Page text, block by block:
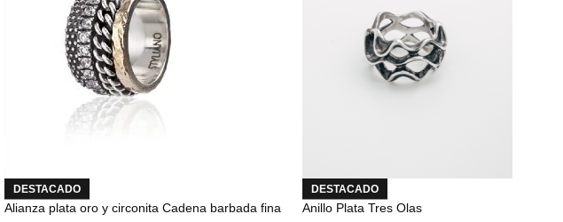
DESTACADO
Alianza plata oro y circonita Cadena barbada fina
DESTACADO
Anillo Plata Tres Olas